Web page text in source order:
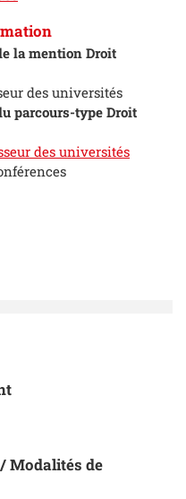
la mention Droit
des universités
parcours-type Droit
des universités
Modalités de